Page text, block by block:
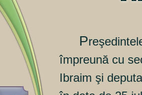
P
împreună cu
Ibraim şi